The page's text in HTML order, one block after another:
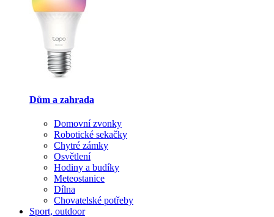
Dům a zahrada
Domovní zvonky
Robotické sekačky
Chytré zámky
Osvětlení
Hodiny a budíky
Meteostanice
Dílna
Chovatelské potřeby
Sport, outdoor